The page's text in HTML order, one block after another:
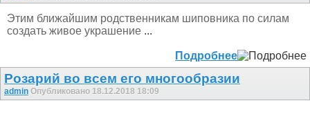
Этим ближайшим родственникам шиповника по силам
создать живое украшение ...
Подробнее
Розарий во всем его многообразии
admin Опубликовано 18.12.2018 18:09